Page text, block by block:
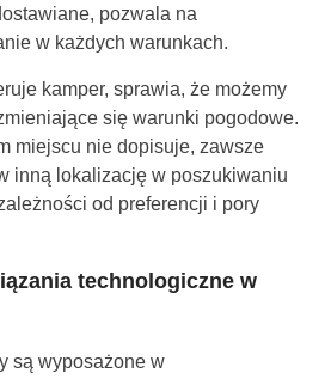
pozwala na
w każdych warunkach.
kamper, sprawia, że możemy
się warunki pogodowe.
miejscu nie dopisuje, zawsze
inną lokalizację w poszukiwaniu
od preferencji i pory
technologiczne w
są wyposażone w